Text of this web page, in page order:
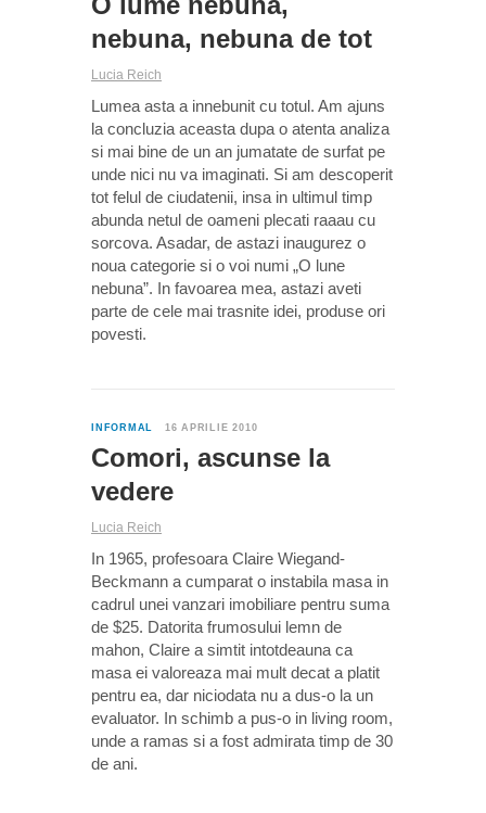
nebuna, nebuna de tot
Lucia Reich
Lumea asta a innebunit cu totul. Am ajuns
la concluzia aceasta dupa o atenta analiza
si mai bine de un an jumatate de surfat pe
unde nici nu va imaginati. Si am descoperit
tot felul de ciudatenii, insa in ultimul timp
abunda netul de oameni plecati raaau cu
sorcova. Asadar, de astazi inaugurez o
noua categorie si o voi numi „O lune
nebuna”. In favoarea mea, astazi aveti
parte de cele mai trasnite idei, produse ori
povesti.
INFORMAL 16 APRILIE 2010
Comori, ascunse la
vedere
Lucia Reich
In 1965, profesoara Claire Wiegand-
Beckmann a cumparat o instabila masa in
cadrul unei vanzari imobiliare pentru suma
de $25. Datorita frumosului lemn de
mahon, Claire a simtit intotdeauna ca
masa ei valoreaza mai mult decat a platit
pentru ea, dar niciodata nu a dus-o la un
evaluator. In schimb a pus-o in living room,
unde a ramas si a fost admirata timp de 30
de ani.